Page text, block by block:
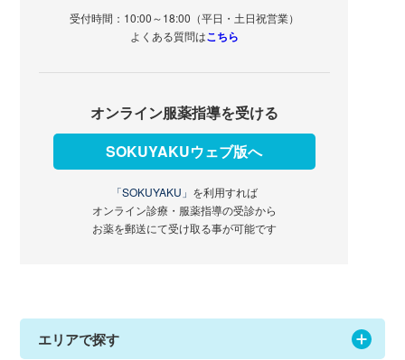
受付時間：10:00～18:00（平日・土日祝営業）
よくある質問はこちら
オンライン服薬指導を受ける
SOKUYAKUウェブ版へ
「SOKUYAKU」 を利用すれば
オンライン診療・服薬指導の受診から
お薬を郵送にて受け取る事が可能です
エリアで探す